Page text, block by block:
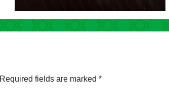
Penggalang Kwarran
Cipayung
Required fields are marked *